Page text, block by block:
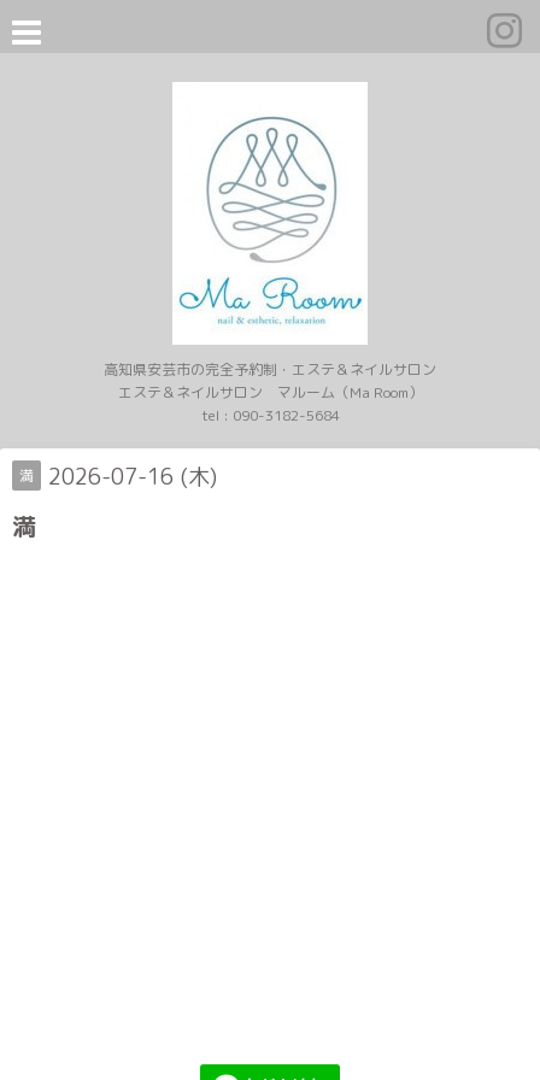
高知県安芸市の完全予約制・エステ＆ネイルサロン
エステ＆ネイルサロン マルーム（Ma Room）
tel : 090-3182-5684
満 2026-07-16 (木)
満